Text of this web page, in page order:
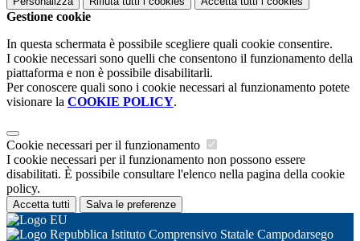
Gestione cookie
In questa schermata è possibile scegliere quali cookie consentire.
I cookie necessari sono quelli che consentono il funzionamento della
piattaforma e non è possibile disabilitarli.
Per conoscere quali sono i cookie necessari al funzionamento potete
visionare la COOKIE POLICY.
Cookie necessari per il funzionamento
I cookie necessari per il funzionamento non possono essere
disabilitati. È possibile consultare l'elenco nella pagina della cookie
policy.
Accetta tutti Salva le preferenze
Istituto Comprensivo Statale Campodarsego